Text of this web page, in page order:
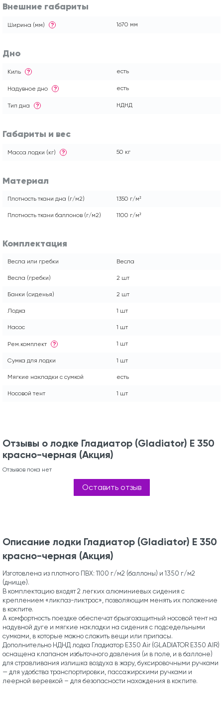
Внешние габариты
Ширина (мм) ? 1670 мм
Дно
Киль ? есть
Надувное дно ? есть
Тип дна ? НДНД
Габариты и вес
Масса лодки (кг) ? 50 кг
Материал
Плотность ткани дна (г/м2) 1350 г/м²
Плотность ткани баллонов (г/м2) 1100 г/м²
Комплектация
Весла или гребки Весла
Весла (гребки) 2 шт
Банки (сиденья) 2 шт
Лодка 1 шт
Насос 1 шт
Рем.комплект ? 1 шт
Сумка для лодки 1 шт
Мягкие накладки с сумкой есть
Носовой тент 1 шт
Отзывы о лодке Гладиатор (Gladiator) E 350
красно-черная (Акция)
Отзывов пока нет
Оставить отзыв
Описание лодки Гладиатор (Gladiator) E 350
красно-черная (Акция)
Изготовлена из плотного ПВХ: 1100 г/м2 (баллоны) и 1350 г/м2
(днище).
В комплектацию входят 2 легких алюминиевых сидения с
креплением «ликпаз-ликтрос», позволяющим менять их положение
в кокпите.
А комфортность поездке обеспечат брызгозащитный носовой тент на
надувной дуге и мягкие накладки на сидения с подседельными
сумками, в которые можно сложить вещи или припасы.
Дополнительно НДНД лодка Гладиатор E350 Air (GLADIATOR E350 AIR)
оснащена клапаном избыточного давления (и в поле, и в баллоне)
для стравливания излишка воздуха в жару, буксировочными ручками
— для удобства транспортировки, пассажирскими ручками и
леерной веревкой – для безопасности нахождения в кокпите.